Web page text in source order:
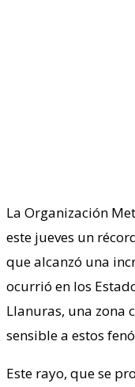
La Organización
este jueves un
que alcanzó una
ocurrió en los
Llanuras, una zona
sensible a estos
Este rayo, que se